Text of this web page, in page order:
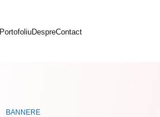
PortofoliuDespreContact
BANNERE